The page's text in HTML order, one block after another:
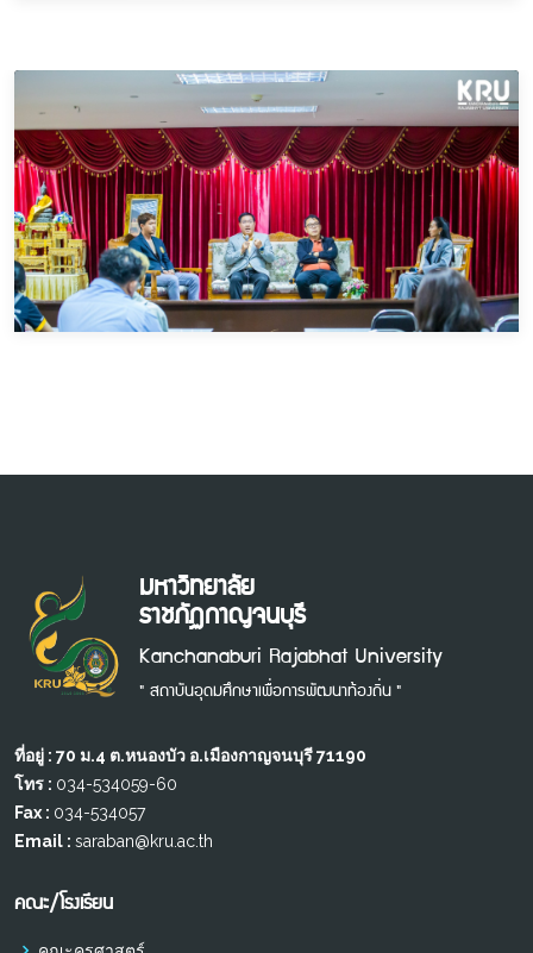
มหาวิทยาลัย
ราชภัฏกาญจนบุรี
Kanchanaburi Rajabhat University
" สถาบันอุดมศึกษาเพื่อการพัฒนาท้องถิ่น "
ที่อยู่ : 70 ม.4 ต.หนองบัว อ.เมืองกาญจนบุรี 71190
โทร : 034-534059-60
Fax : 034-534057
Email : saraban@kru.ac.th
คณะ/โรงเรียน